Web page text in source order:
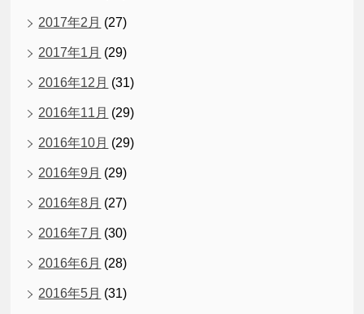
2017年2月 (27)
2017年1月 (29)
2016年12月 (31)
2016年11月 (29)
2016年10月 (29)
2016年9月 (29)
2016年8月 (27)
2016年7月 (30)
2016年6月 (28)
2016年5月 (31)